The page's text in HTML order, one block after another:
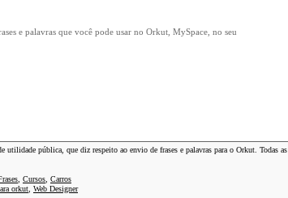
e palavras que você pode usar no Orkut, MySpace, no seu
pública, que diz respeito ao envio de frases e palavras para o Orkut. Todas as
Cursos Carros
orkut Web Designer